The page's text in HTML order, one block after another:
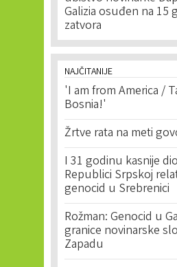
Galizia osuđen na 15
zatvora
NAJČITANIJE
'I am from America /
Bosnia!'
Žrtve rata na meti
I 31 godinu kasnije
Republici Srpskoj
genocid u Srebrenici
Rožman: Genocid u
granice novinarske
Zapadu